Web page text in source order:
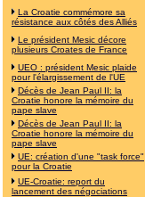
La Croatie commémore sa
résistance aux côtés des Alliés
Le président Mesic décore
plusieurs Croates de France
UEO : président Mesic plaide
pour l'élargissement de l'UE
Décès de Jean Paul II: la
Croatie honore la mémoire du
pape slave
Décès de Jean Paul II: la
Croatie honore la mémoire du
pape slave
UE: création d'une "task force"
pour la Croatie
UE-Croatie: report du
lancement des négociations